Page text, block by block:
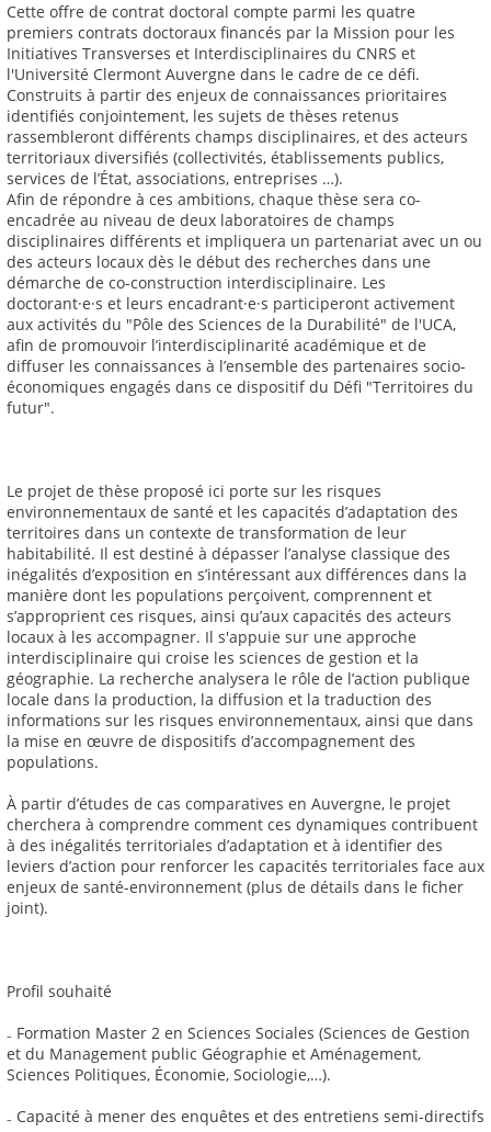
Cette offre de contrat doctoral compte parmi les quatre
premiers contrats doctoraux financés par la Mission pour les
Initiatives Transverses et Interdisciplinaires du CNRS et
l'Université Clermont Auvergne dans le cadre de ce défi.
Construits à partir des enjeux de connaissances prioritaires
identifiés conjointement, les sujets de thèses retenus
rassembleront différents champs disciplinaires, et des acteurs
territoriaux diversifiés (collectivités, établissements publics,
services de l’État, associations, entreprises …).
Afin de répondre à ces ambitions, chaque thèse sera co-
encadrée au niveau de deux laboratoires de champs
disciplinaires différents et impliquera un partenariat avec un ou
des acteurs locaux dès le début des recherches dans une
démarche de co-construction interdisciplinaire. Les
doctorant·e·s et leurs encadrant·e·s participeront activement
aux activités du "Pôle des Sciences de la Durabilité" de l'UCA,
afin de promouvoir l’interdisciplinarité académique et de
diffuser les connaissances à l’ensemble des partenaires socio-
économiques engagés dans ce dispositif du Défi "Territoires du
futur".
Le projet de thèse proposé ici porte sur les risques
environnementaux de santé et les capacités d’adaptation des
territoires dans un contexte de transformation de leur
habitabilité. Il est destiné à dépasser l’analyse classique des
inégalités d’exposition en s’intéressant aux différences dans la
manière dont les populations perçoivent, comprennent et
s’approprient ces risques, ainsi qu’aux capacités des acteurs
locaux à les accompagner. Il s'appuie sur une approche
interdisciplinaire qui croise les sciences de gestion et la
géographie. La recherche analysera le rôle de l’action publique
locale dans la production, la diffusion et la traduction des
informations sur les risques environnementaux, ainsi que dans
la mise en œuvre de dispositifs d’accompagnement des
populations.
À partir d’études de cas comparatives en Auvergne, le projet
cherchera à comprendre comment ces dynamiques contribuent
à des inégalités territoriales d’adaptation et à identifier des
leviers d’action pour renforcer les capacités territoriales face aux
enjeux de santé-environnement (plus de détails dans le ficher
joint).
Profil souhaité
₋ Formation Master 2 en Sciences Sociales (Sciences de Gestion
et du Management public Géographie et Aménagement,
Sciences Politiques, Économie, Sociologie,…).
₋ Capacité à mener des enquêtes et des entretiens semi-directifs